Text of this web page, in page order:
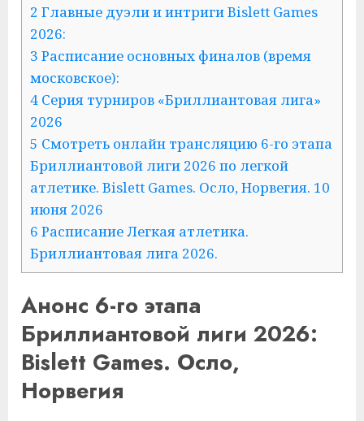
2 Главные дуэли и интриги Bislett Games
2026:
3 Расписание основных финалов (время
московское):
4 Серия турниров «Бриллиантовая лига»
2026
5 Смотреть онлайн трансляцию 6-го этапа
Бриллиантовой лиги 2026 по легкой
атлетике. Bislett Games. Осло, Норвегия. 10
июня 2026
6 Расписание Легкая атлетика.
Бриллиантовая лига 2026.
Анонс 6-го этапа
Бриллиантовой лиги 2026:
Bislett Games. Осло,
Норвегия